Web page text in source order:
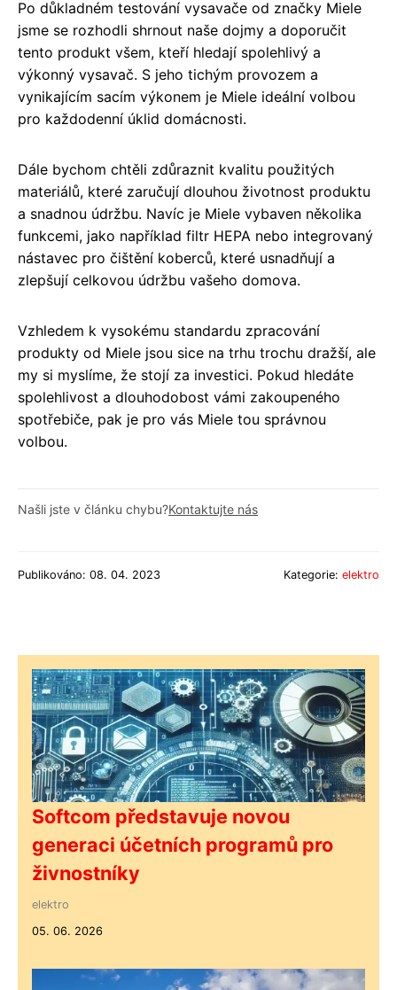
Po důkladném testování vysavače od značky Miele
jsme se rozhodli shrnout naše dojmy a doporučit
tento produkt všem, kteří hledají spolehlivý a
výkonný vysavač. S jeho tichým provozem a
vynikajícím sacím výkonem je Miele ideální volbou
pro každodenní úklid domácnosti.
Dále bychom chtěli zdůraznit kvalitu použitých
materiálů, které zaručují dlouhou životnost produktu
a snadnou údržbu. Navíc je Miele vybaven několika
funkcemi, jako například filtr HEPA nebo integrovaný
nástavec pro čištění koberců, které usnadňují a
zlepšují celkovou údržbu vašeho domova.
Vzhledem k vysokému standardu zpracování
produkty od Miele jsou sice na trhu trochu dražší, ale
my si myslíme, že stojí za investici. Pokud hledáte
spolehlivost a dlouhodobost vámi zakoupeného
spotřebiče, pak je pro vás Miele tou správnou
volbou.
Našli jste v článku chybu?Kontaktujte nás
Publikováno: 08. 04. 2023 Kategorie: elektro
Softcom představuje novou
generaci účetních programů pro
živnostníky
elektro
05. 06. 2026